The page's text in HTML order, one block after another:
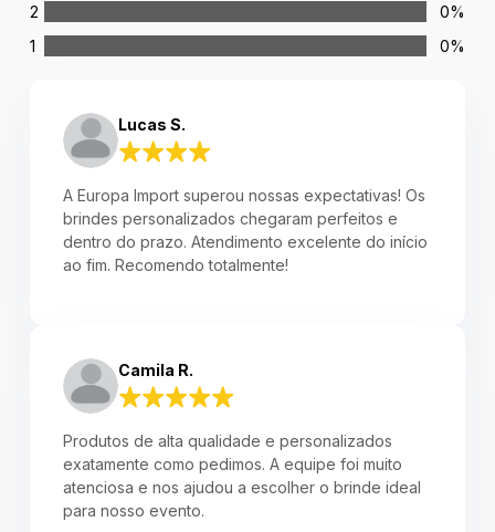
2
0%
1
0%
Lucas S.
A Europa Import superou nossas expectativas! Os
brindes personalizados chegaram perfeitos e
dentro do prazo. Atendimento excelente do início
ao fim. Recomendo totalmente!
Camila R.
Produtos de alta qualidade e personalizados
exatamente como pedimos. A equipe foi muito
atenciosa e nos ajudou a escolher o brinde ideal
para nosso evento.